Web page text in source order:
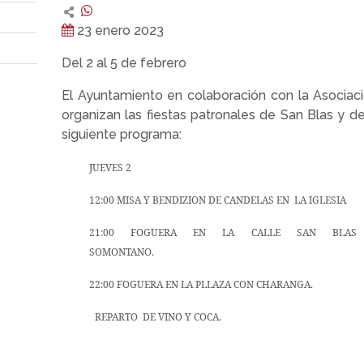
23 enero 2023
Del 2 al 5 de febrero
El Ayuntamiento en colaboración con la
organizan las fiestas patronales de San Blas y
siguiente programa:
JUEVES 2
12:00 MISA Y BENDIZION DE CANDELAS EN LA IGLESIA
21:00 FOGUERA EN LA CALLE SAN BLAS
SOMONTANO.
22:00 FOGUERA EN LA PLLAZA CON CHARANGA.
REPARTO DE VINO Y COCA.